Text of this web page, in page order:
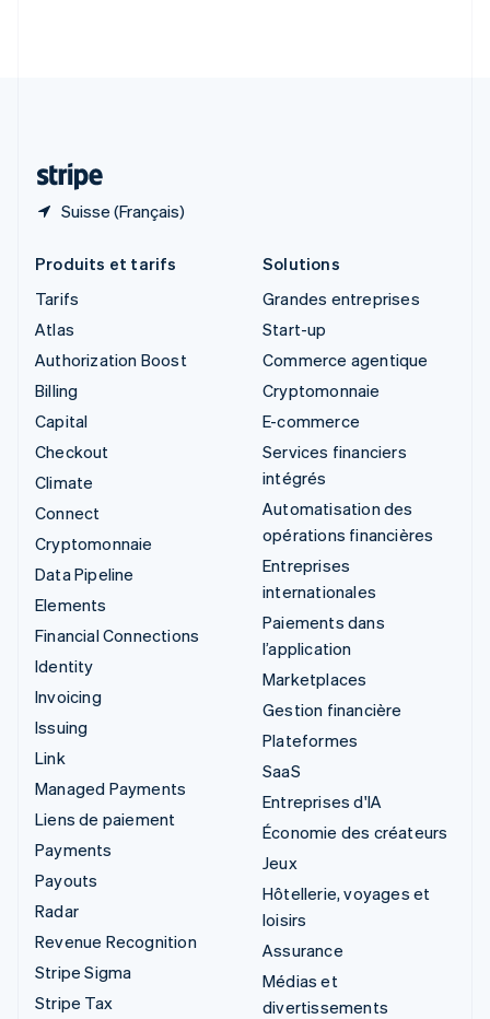
Suisse (Français)
Produits et tarifs
Tarifs
Atlas
Authorization Boost
Billing
Capital
Checkout
Climate
Connect
Cryptomonnaie
Data Pipeline
Elements
Financial Connections
Identity
Invoicing
Issuing
Link
Managed Payments
Liens de paiement
Payments
Payouts
Radar
Revenue Recognition
Stripe Sigma
Stripe Tax
Solutions
Grandes entreprises
Start-up
Commerce agentique
Cryptomonnaie
E-commerce
Services financiers
intégrés
Automatisation des
opérations financières
Entreprises
internationales
Paiements dans
l’application
Marketplaces
Gestion financière
Plateformes
SaaS
Entreprises d'IA
Économie des créateurs
Jeux
Hôtellerie, voyages et
loisirs
Assurance
Médias et
divertissements